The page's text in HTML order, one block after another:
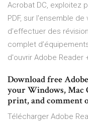
Acrobat DC, exploitez
PDF, sur l'ensemble de
d’effectuer des
complet
d'ouvrir Adobe Reader
Download free
your Windows, Mac
print, and comment
Télécharger Adobe